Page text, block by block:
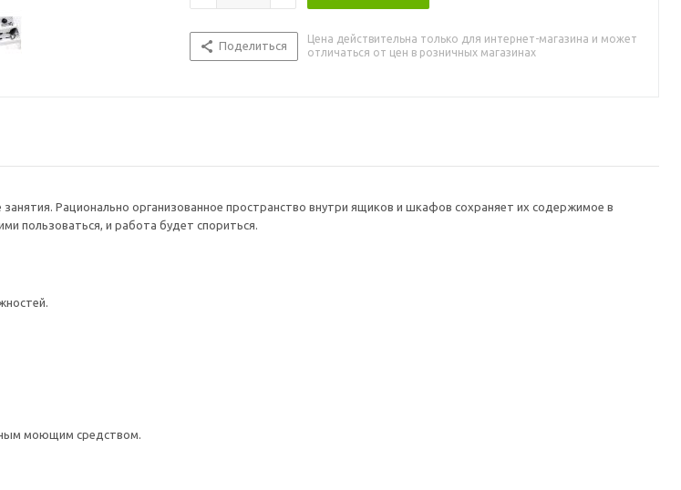
Поделиться
Цена действительна только для интернет-магазина и может
отличаться от цен в розничных магазинах
Рационально организованное пространство внутри ящиков и шкафов сохраняет их содержимое в
пользоваться, и работа будет спориться.
моющим средством.